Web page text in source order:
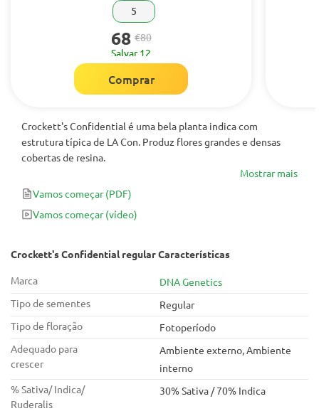
5
68 €80
Salvar 12
Comprar
Crockett's Confidential é uma bela planta indica com
estrutura típica de LA Con. Produz flores grandes e densas
cobertas de resina.
Mostrar mais
Vamos começar (PDF)
Vamos começar(vídeo)
Crockett's Confidential regular Características
Marca
DNA Genetics
Tipo de sementes
Regular
Tipo de floração
Fotoperíodo
Adequado para
crescer
Ambiente externo, Ambiente
interno
% Sativa/ Indica/
Ruderalis
30% Sativa / 70% Indica